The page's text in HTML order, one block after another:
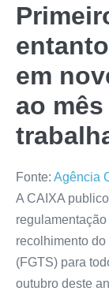
em
ao
Fonte: Agência
A CAIXA
recolhimento
(FGTS) para
outubro deste